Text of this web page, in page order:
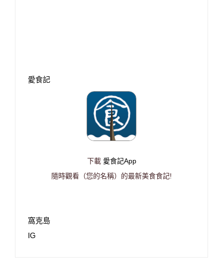
愛食記
下載 愛食記App
隨時觀看（您的名稱）的最新美食食記!
窩克島
IG